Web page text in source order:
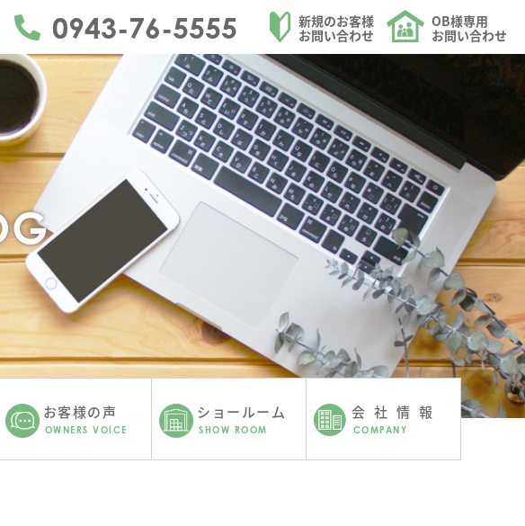
は市・久留米市・朝倉市・日田市を中心にリフォームを請け負う大和ハウジングの新しいキッチンが展示
0943-76-5555
新規のお客様
お問い合わせ
OB様専用
お問い合わせ
お客様の声
OWNERS VOICE
ショールーム
SHOW ROOM
会社情報
COMPANY